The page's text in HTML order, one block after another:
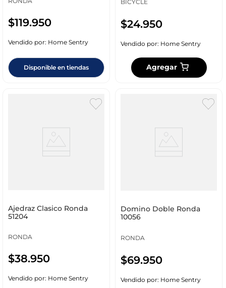
$119.950
Vendido por: Home Sentry
Disponible en tiendas
BICYCLE
$24.950
Vendido por: Home Sentry
Agregar
Ajedraz Clasico Ronda
51204
RONDA
$38.950
Vendido por: Home Sentry
Domino Doble Ronda
10056
RONDA
$69.950
Vendido por: Home Sentry